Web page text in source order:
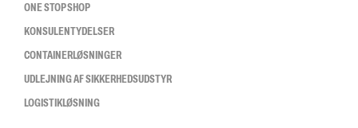
ONE STOP SHOP
KONSULENTYDELSER
CONTAINERLØSNINGER
UDLEJNING AF SIKKERHEDSUDSTYR
LOGISTIKLØSNING